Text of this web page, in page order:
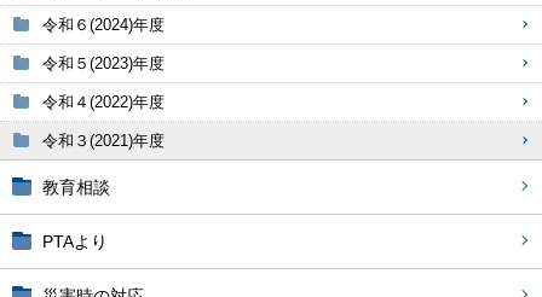
令和６(2024)年度
令和５(2023)年度
令和４(2022)年度
令和３(2021)年度
教育相談
PTAより